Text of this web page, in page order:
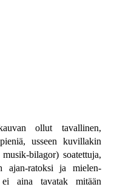
ollut tavallinen,
usseen kuvillakin
bilagor) soatettuja,
ratoksi ja mielen-
aina tavatak mitään